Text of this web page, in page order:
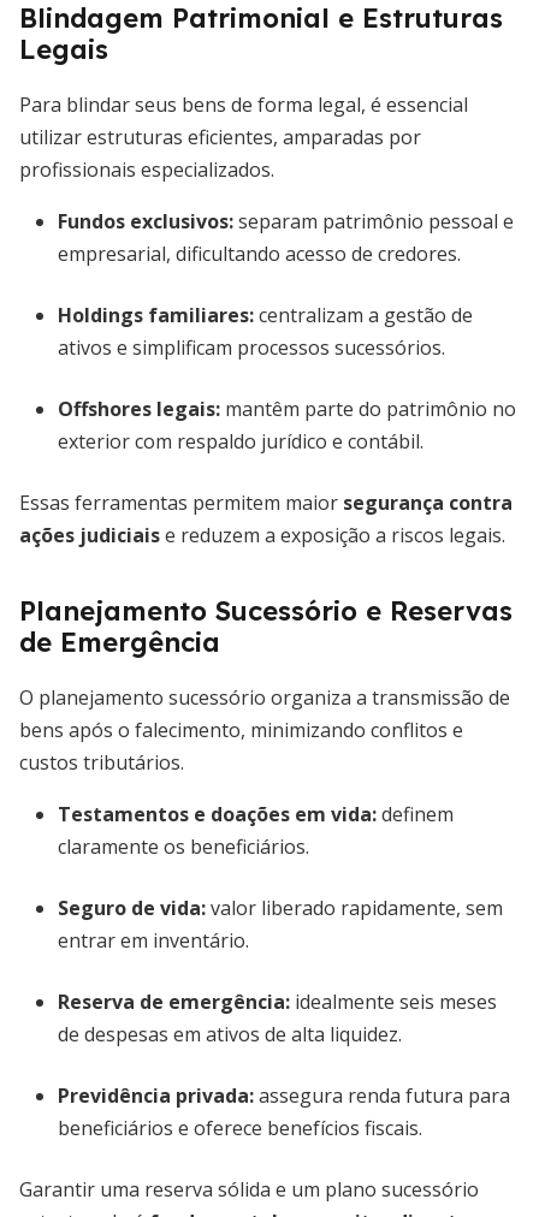
Blindagem Patrimonial e Estruturas
Legais
Para blindar seus bens de forma legal, é essencial
utilizar estruturas eficientes, amparadas por
profissionais especializados.
Fundos exclusivos:separam patrimônio pessoal e
empresarial, dificultando acesso de credores.
Holdings familiares:centralizam a gestão de
ativos e simplificam processos sucessórios.
Offshores legais: mantêm parte do patrimônio no
exterior com respaldo jurídico e contábil.
Essas ferramentas permitem maior segurança contra
ações judiciaise reduzem a exposição a riscos legais.
Planejamento Sucessório e Reservas
de Emergência
O planejamento sucessório organiza a transmissão de
bens após o falecimento, minimizando conflitos e
custos tributários.
Testamentos e doações em vida:definem
claramente os beneficiários.
Seguro de vida:valor liberado rapidamente, sem
entrar em inventário.
Reserva de emergência: idealmente seis meses
de despesas em ativos de alta liquidez.
Previdência privada:assegura renda futura para
beneficiários e oferece benefícios fiscais.
Garantir uma reserva sólida e um plano sucessório